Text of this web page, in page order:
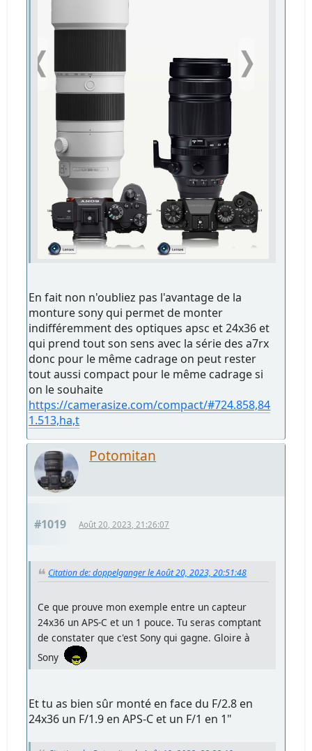
En fait non n'oubliez pas l'avantage de la
monture sony qui permet de monter
indifféremment des optiques apsc et 24x36 et
qui prend tout son sens avec la série des a7rx
donc pour le même cadrage on peut rester
tout aussi compact pour le même cadrage si
on le souhaite
https://camerasize.com/compact/#724.858,84
1.513,ha,t
Potomitan
#1019 Août 20, 2023, 21:26:07
Citation de: doppelganger le Août 20, 2023, 20:51:48
Ce que prouve mon exemple entre un capteur
24x36 un APS-C et un 1 pouce. Tu seras comptant
de constater que c'est Sony qui gagne. Gloire à
Sony
Et tu as bien sûr monté en face du F/2.8 en
24x36 un F/1.9 en APS-C et un F/1 en 1"